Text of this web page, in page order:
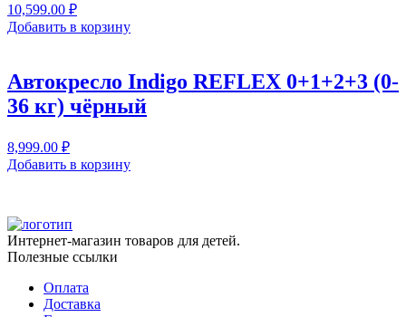
10,599.00 ₽
Добавить в корзину
Автокресло Indigo REFLEX 0+1+2+3 (0-
36 кг) чёрный
8,999.00 ₽
Добавить в корзину
Интернет-магазин товаров для детей.
Полезные ссылки
Оплата
Доставка